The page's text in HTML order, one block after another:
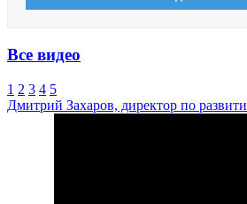
Все видео
1 2 3 4 5
Дмитрий Захаров, директор по